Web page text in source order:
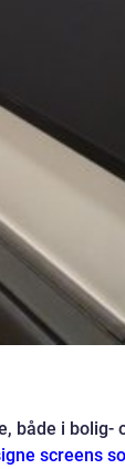
både i bolig-
screens